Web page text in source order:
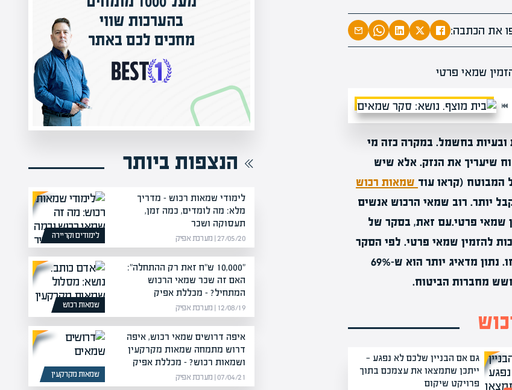
את הכתבה:
ובעיות בחשמל. במקרה כזה מי
שיעריך את הנזק. אלא שיש
המבוטח (קראו עוד שמאות רכוש
יותר. רוב שמאי הרכוש אנשים
שמאי פרטי.עם זאת, בסקר של
להזמין שמאי פרטי. לפי הסקר
59% מהמבוטחים בפוליסת דירה אינם מודעים בכלל לזכות זו. נתון מדאיג יותר הוא ש-69%
מחברות הביטוח.
גם אם הבניין שלכם לא נפגע —
ייתכן שתמצאו את עצמכם בתוך
פרויקט שיקום
המרצים המובילים בישראל
מחכים לכם באפיק אקדמי
הקריירה החדשה שלך מעבר לפינה!
הנצפות ביותר
לימודים וקריירה
לימודי שמאות רכוש – מדריך
מלא: מה לומדים, כמה זמן,
תעסוקה ושכר
27/05/20 | מערכת אפיק
שמאות רכוש
"10,000 ש"ח זאת רק ההתחלה":
האם זה שכר שמאי הרכוש
המתחיל? – מכללת אפיק
12/08/19 | מערכת אפיק
שמאות מקרקעין
איפה דרושים שמאי רכוש, איפה
דרוש מתמחה שמאות מקרקעין
ושמאות רכוש? – מכללת אפיק
07/04/21 | מערכת אפיק